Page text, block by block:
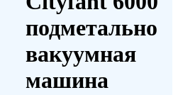
подметально
вакуумная
машина